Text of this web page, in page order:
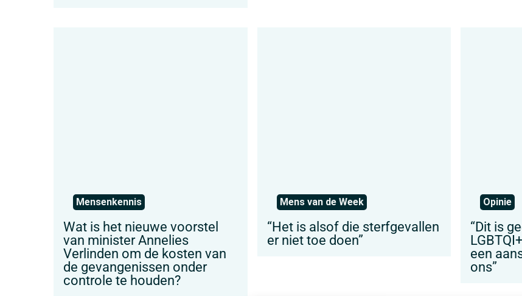
Mensenkennis
Wat is het nieuwe voorstel
van minister Annelies
Verlinden om de kosten van
de gevangenissen onder
controle te houden?
Mens van de Week
“Het is alsof die sterfgevallen
er niet toe doen”
Opinie
“Dit is
een
ons”